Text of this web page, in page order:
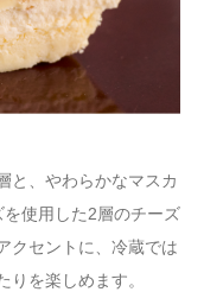
と、やわらかなマスカ
使用した2層のチーズ
クセントに、冷蔵では
を楽しめます。